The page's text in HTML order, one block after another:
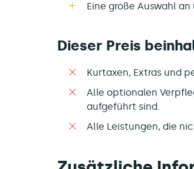
Eine große Auswahl
Dieser Preis
Kurtaxen, Extras und
Alle optionalen
aufgeführt sind.
Alle Leistungen, die